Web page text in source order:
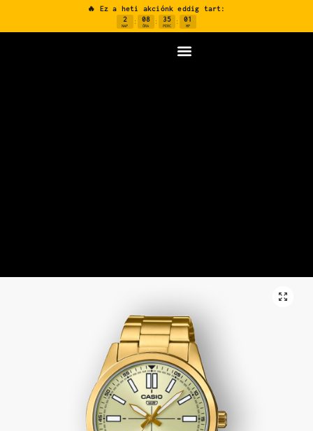
🔥 Ez a heti akciónk eddig tart:
2
NAP
: 08
ÓRA
: 35
PERC
: 00
MP